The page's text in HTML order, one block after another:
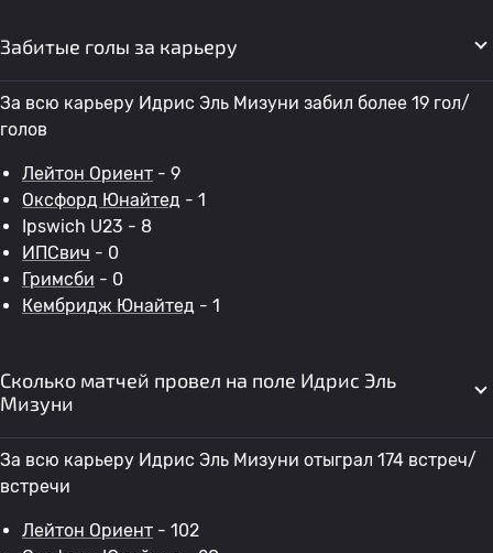
Забитые голы за карьеру
За всю карьеру Идрис Эль Мизуни забил более 19 гол/
голов
Лейтон Ориент - 9
Оксфорд Юнайтед - 1
Ipswich U23 - 8
ИПСвич - 0
Гримсби - 0
Кембридж Юнайтед - 1
Сколько матчей провел на поле Идрис Эль
Мизуни
За всю карьеру Идрис Эль Мизуни отыграл 174 встреч/
встречи
Лейтон Ориент - 102